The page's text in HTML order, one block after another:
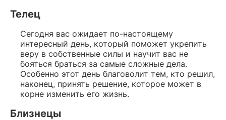
Телец
Сегодня вас ожидает по-настоящему
интересный день, который поможет укрепить
веру в собственные силы и научит вас не
бояться браться за самые сложные дела.
Особенно этот день благоволит тем, кто решил,
наконец, принять решение, которое может в
корне изменить его жизнь.
Близнецы